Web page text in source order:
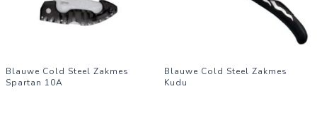
Blauwe Cold Steel Zakmes
Spartan 10A
Blauwe Cold Steel Zakmes
Kudu